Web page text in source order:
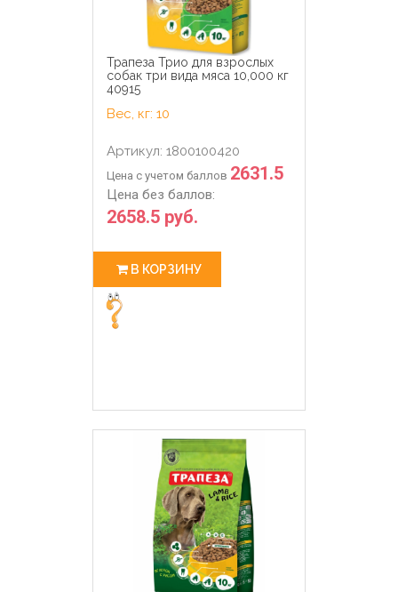
Трапеза Трио для взрослых
собак три вида мяса 10,000 кг
40915
Вес, кг: 10
Артикул: 1800100420
Цена с учетом баллов 2631.5
Цена без баллов:
2658.5 руб.
В КОРЗИНУ